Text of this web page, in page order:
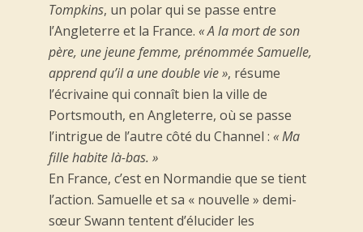
Tompkins, un polar qui se passe entre
l’Angleterre et la France. « A la mort de son
père, une jeune femme, prénommée Samuelle,
apprend qu’il a une double vie », résume
l’écrivaine qui connaît bien la ville de
Portsmouth, en Angleterre, où se passe
l’intrigue de l’autre côté du Channel : « Ma
fille habite là-bas. »
En France, c’est en Normandie que se tient
l’action. Samuelle et sa « nouvelle » demi-
sœur Swann tentent d’élucider les